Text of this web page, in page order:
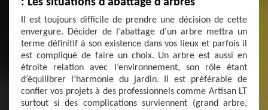
: Les situations d’abattage d’arbres
Il est toujours difficile de prendre une décision de cette
envergure. Décider de l’abattage d’un arbre mettra un
terme définitif à son existence dans vos lieux et parfois il
est compliqué de faire un choix. Un arbre est aussi en
étroite relation avec l’environnement, son rôle étant
d’équilibrer l’harmonie du jardin. Il est préférable de
confier vos projets à des professionnels comme Artisan LT
surtout si des complications surviennent (grand arbre,